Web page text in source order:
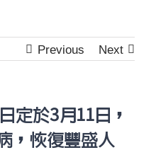
Previous Next
定於3月11日，
，恢復豐盛人